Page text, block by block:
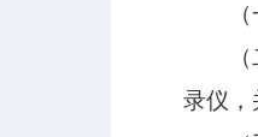
（一
（二
录仪，